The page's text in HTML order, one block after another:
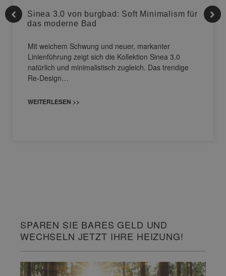
Sinea 3.0 von burgbad: Soft Minimalism für
das moderne Bad
Mit weichem Schwung und neuer, markanter
Linienführung zeigt sich die Kollektion Sinea 3.0
natürlich und minimalistisch zugleich. Das trendige
Re-Design…
WEITERLESEN >>
SPAREN SIE BARES GELD UND
WECHSELN JETZT IHRE HEIZUNG!